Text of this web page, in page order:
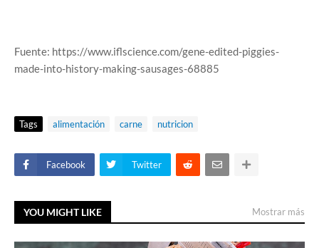
Fuente: https://www.iflscience.com/gene-edited-piggies-
made-into-history-making-sausages-68885
Tags alimentación carne nutricion
Facebook Twitter
YOU MIGHT LIKE Mostrar más